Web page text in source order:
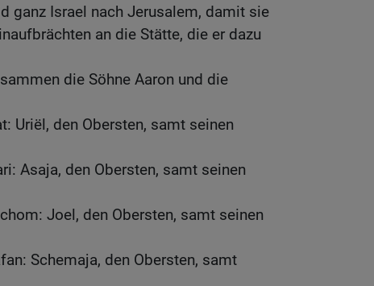
ganz Israel nach Jerusalem, damit sie
an die Stätte, die er dazu
die Söhne Aaron und die
Uriël, den Obersten, samt seinen
Asaja, den Obersten, samt seinen
Joel, den Obersten, samt seinen
Schemaja, den Obersten, samt